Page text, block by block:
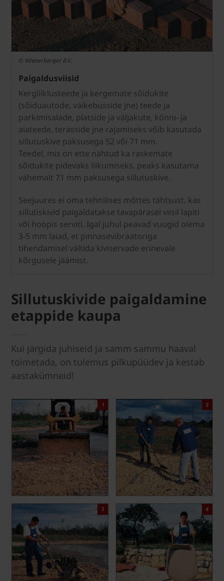
© Wienerberger B.V.
Paigaldusviisid
Kergliiklusteede ja kergemate sõidukite
(sõiduautode, väikebusside jne) teede ja
parkimisalade, platside ja väljakute, kõnni- ja
aiateede, terasside jne rajamiseks võib kasutada
sillutuskive paksusega 52 või 71 mm.
Teedel, mis on ette nähtud ka raskemate
sõidukite pidevaks liikumiseks, peaks kasutama
vähemalt 71 mm paksusega sillutuskive.
Seejuures ei oma tehnilises mõttes tähtsust, kas
sillutiskivid paigaldatakse tavapärasel viisil lapiti
või hoopis serviti. Igal juhul peavad vuugid olema
3-5 mm laiad, et pinnasevibraatoriga
tihendamisel vältida kiviservade erinevale
kõrgusele jäämist.
Sillutuskivide paigaldamine
etappide kaupa
Kui järgida juhiseid ja samm sammu haaval
toimetada, on tulemus pilkupüüdev ja kestab
aastakümneid!